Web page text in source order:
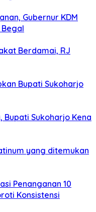
Gubernur KDM
Berdamai, RJ
Bupati Sukoharjo
Bupati Sukoharjo Kena
yang ditemukan
Penanganan 10
Konsistensi